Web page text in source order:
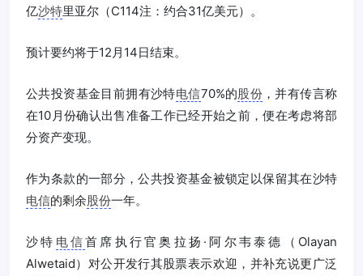
亿沙特里亚尔（C114注：约合31亿美元）。
预计要约将于12月14日结束。
公共投资基金目前拥有沙特电信70%的股份 ，并有传言称
在10月份确认出售准备工作已经开始之前，便在考虑将部
分资产变现。
作为条款的一部分，公共投资基金被锁定以保留其在沙特
电信的剩余股份一年。
沙特 电信首席执行官奥拉扬·阿尔韦泰德（Olayan
Alwetaid）对公开发行其股票表示欢迎，并补充说更广泛